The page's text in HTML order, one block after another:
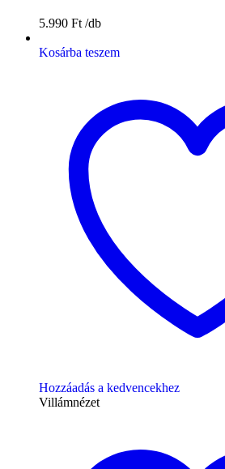
5.990 Ft
Kosárba teszem
Hozzáadás a kedvencekhez
Villámnézet